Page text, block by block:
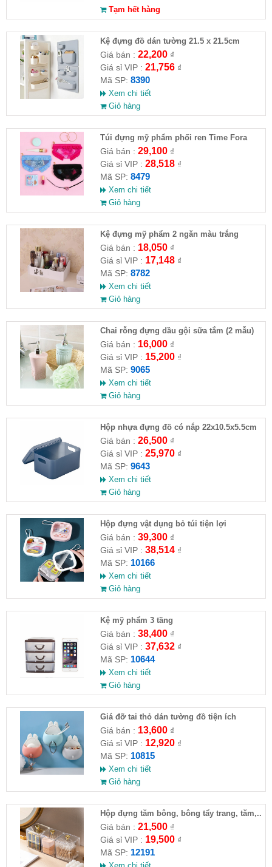
Tạm hết hàng
Kệ đựng đồ dán tường 21.5 x 21.5cm
Giá bán : 22,200₫
Giá sỉ VIP : 21,756₫
Mã SP: 8390
Xem chi tiết
Giỏ hàng
Túi đựng mỹ phẩm phối ren Time Fora
Giá bán : 29,100₫
Giá sỉ VIP : 28,518₫
Mã SP: 8479
Xem chi tiết
Giỏ hàng
Kệ đựng mỹ phẩm 2 ngăn màu trắng
Giá bán : 18,050₫
Giá sỉ VIP : 17,148₫
Mã SP: 8782
Xem chi tiết
Giỏ hàng
Chai rỗng đựng dầu gội sữa tắm (2 mẫu)
Giá bán : 16,000₫
Giá sỉ VIP : 15,200₫
Mã SP: 9065
Xem chi tiết
Giỏ hàng
Hộp nhựa đựng đồ có nắp 22x10.5x5.5cm
Giá bán : 26,500₫
Giá sỉ VIP : 25,970₫
Mã SP: 9643
Xem chi tiết
Giỏ hàng
Hộp đựng vật dụng bỏ túi tiện lợi
Giá bán : 39,300₫
Giá sỉ VIP : 38,514₫
Mã SP: 10166
Xem chi tiết
Giỏ hàng
Kệ mỹ phẩm 3 tầng
Giá bán : 38,400₫
Giá sỉ VIP : 37,632₫
Mã SP: 10644
Xem chi tiết
Giỏ hàng
Giá đỡ tai thỏ dán tường đồ tiện ích
Giá bán : 13,600₫
Giá sỉ VIP : 12,920₫
Mã SP: 10815
Xem chi tiết
Giỏ hàng
Hộp đựng tăm bông, bông tẩy trang, tăm,..
Giá bán : 21,500₫
Giá sỉ VIP : 19,500₫
Mã SP: 12191